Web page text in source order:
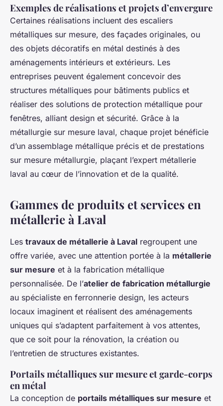
Exemples de réalisations et projets d’envergure
Certaines réalisations incluent des escaliers
métalliques sur mesure, des façades originales, ou
des objets décoratifs en métal destinés à des
aménagements intérieurs et extérieurs. Les
entreprises peuvent également concevoir des
structures métalliques pour bâtiments publics et
réaliser des solutions de protection métallique pour
fenêtres, alliant design et sécurité. Grâce à la
métallurgie sur mesure laval, chaque projet bénéficie
d’un assemblage métallique précis et de prestations
sur mesure métallurgie, plaçant l’expert métallerie
laval au cœur de l’innovation et de la qualité.
Gammes de produits et services en
métallerie à Laval
Les travaux de métallerie à Laval regroupent une
offre variée, avec une attention portée à la métallerie
sur mesure et à la fabrication métallique
personnalisée. De l’atelier de fabrication métallurgie
au spécialiste en ferronnerie design, les acteurs
locaux imaginent et réalisent des aménagements
uniques qui s’adaptent parfaitement à vos attentes,
que ce soit pour la rénovation, la création ou
l’entretien de structures existantes.
Portails métalliques sur mesure et garde-corps
en métal
La conception de portails métalliques sur mesure et